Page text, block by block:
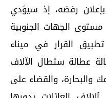
رفضه، إذ سيؤدي
الجهات الجنوبية
القرار في ميناء
عطالة ستطال الآلاف
والقضاء على